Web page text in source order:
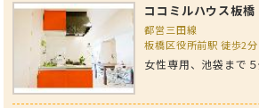
ココミルハウス板橋
都営三田線
板橋区役所前駅 徒歩2分
女性専用、池袋まで